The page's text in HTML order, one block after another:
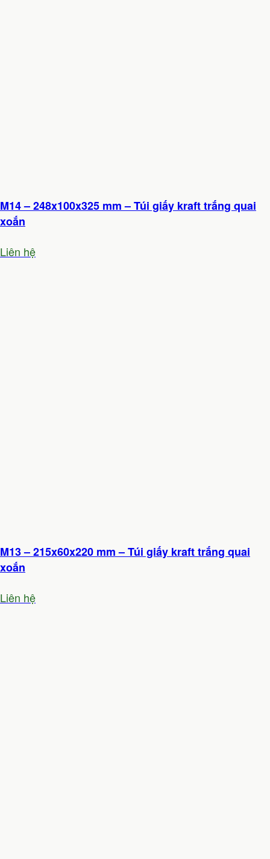
M14 – 248x100x325 mm – Túi giấy kraft trắng quai
xoắn
Liên hệ
M13 – 215x60x220 mm – Túi giấy kraft trắng quai
xoắn
Liên hệ